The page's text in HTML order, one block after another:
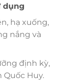
dụng
hạ xuống,
nắng và
định kỳ,
Quốc Huy.